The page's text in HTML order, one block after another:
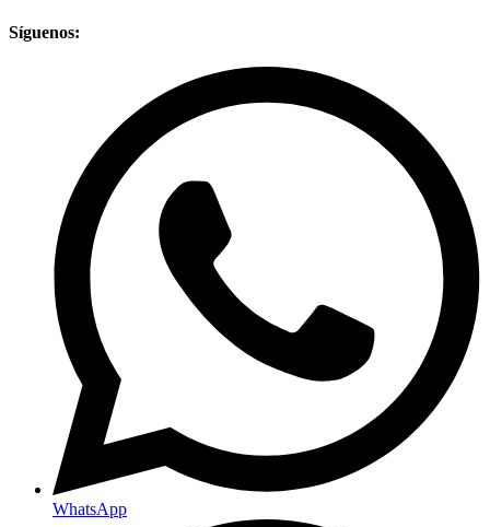
Síguenos:
WhatsApp